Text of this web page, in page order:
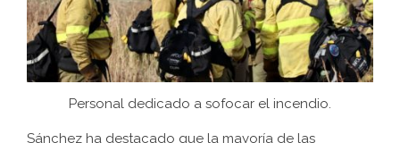
Personal dedicado a sofocar el incendio.
Sánchez ha destacado que la mayoría de las